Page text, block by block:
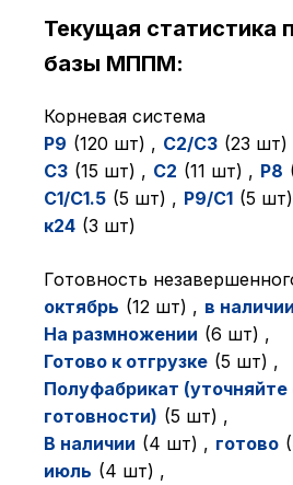
Текущая статистика
базы МППМ:
Корневая система
P9 (120 шт) , C2/C3 (23 шт)
C3 (15 шт) , C2 (11 шт) , P8
C1/C1.5 (5 шт) , P9/C1 (5 шт)
к24 (3 шт)
Готовность
октябрь (12 шт) , в наличии
На размножении (6 шт) ,
Готово к отгрузке (5 шт) ,
Полуфабрикат (уточняйте
готовности) (5 шт) ,
В наличии (4 шт) , готово
июль (4 шт) ,